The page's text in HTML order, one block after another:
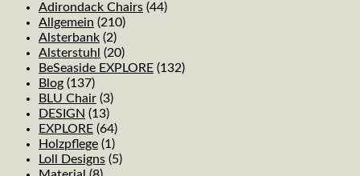
Adirondack Chairs (44)
Allgemein (210)
Alsterbank (2)
Alsterstuhl (20)
BeSeaside EXPLORE (132)
Blog (137)
BLU Chair (3)
DESIGN (13)
EXPLORE (64)
Holzpflege (1)
Loll Designs (5)